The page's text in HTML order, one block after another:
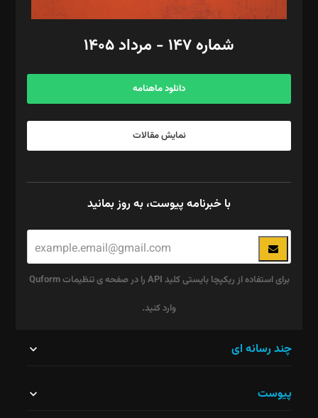
امور مالی: شاپور رهبری، محمد‌ کاظمی‌نیا
آگهی و مشترکین: ۰۹۱۹۹۹۹۰۴۵۴
شماره ۱۴۷ - مرداد ۱۴۰۵
دانلود ماهنامه
نمایش مقالات
با خبرنامه پیوست، به روز بمانید
برای استفاده از ریکپچا بایستی کلید API را در صفحه ی تنظیمات Quform
وارد کنید.
نباید
چند رسانه ای
پیوست